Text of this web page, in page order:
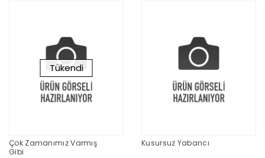
Tükendi
Çok Zamanımız Varmış
Gibi
Kusursuz Yabancı